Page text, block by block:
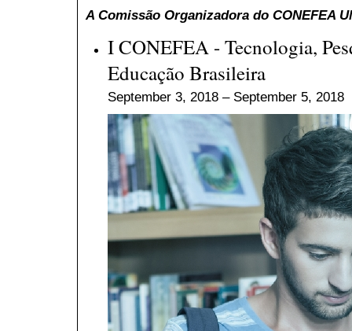
A Comissão Organizadora do CONEFEA
I CONEFEA - Tecnologia,
Educação Brasileira
September 3, 2018 – September 5, 2018